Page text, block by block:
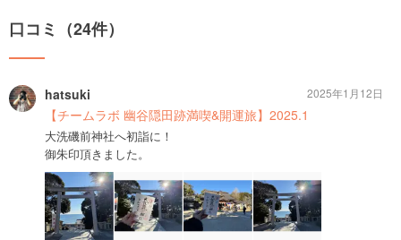
口コミ（24件）
hatsuki
【チームラボ 幽谷隠田跡満喫&開運旅】2025.1
大洗磯前神社へ初詣に！
御朱印頂きました。
2025年1月12日